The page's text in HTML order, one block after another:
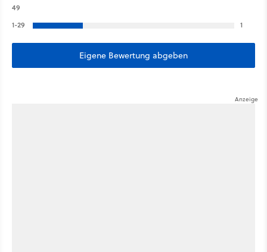
49
1-29 1
Eigene Bewertung abgeben